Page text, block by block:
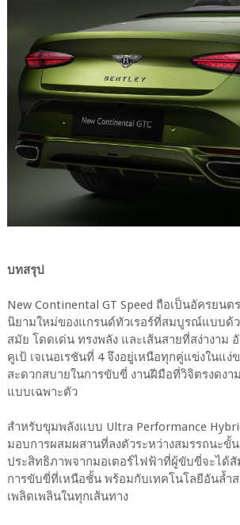
บทสรุป
New Continental GT Speed ถือเป็นอัครยน
นิยามใหม่ของแกรนด์ทัวเรอร์ที่สมบูรณ์แบบด้
สมัย โดดเด่น ทรงพลัง และเส้นสายที่สง่างาม
คูเป้ เจเนอเรชันที่ 4 จึงอยู่เหนือทุกคู่แข่งในแง่
สะดวกสบายในการขับขี่ งานฝีมือที่วิจิตรงดงา
แบบเฉพาะตัว
สำหรับขุมพลังแบบ Ultra Performance
มอบการผสมผสานที่ลงตัวระหว่างสมรรถนะขั้
ประสิทธิภาพจากมอเตอร์ไฟฟ้าที่ผู้ขับขี่จะได้
การขับขี่ที่เหนือชั้น พร้อมกับเทคโนโลยีอันล้ำ
เพลิดเพลินในทุกเส้นทาง